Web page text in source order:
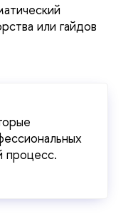
или гайдов
процесс.